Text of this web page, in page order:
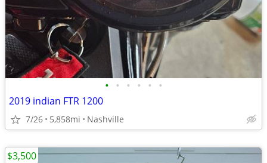
• • • • • •
2019 indian FTR 1200
7/26 5,858mi Nashville
$3,500